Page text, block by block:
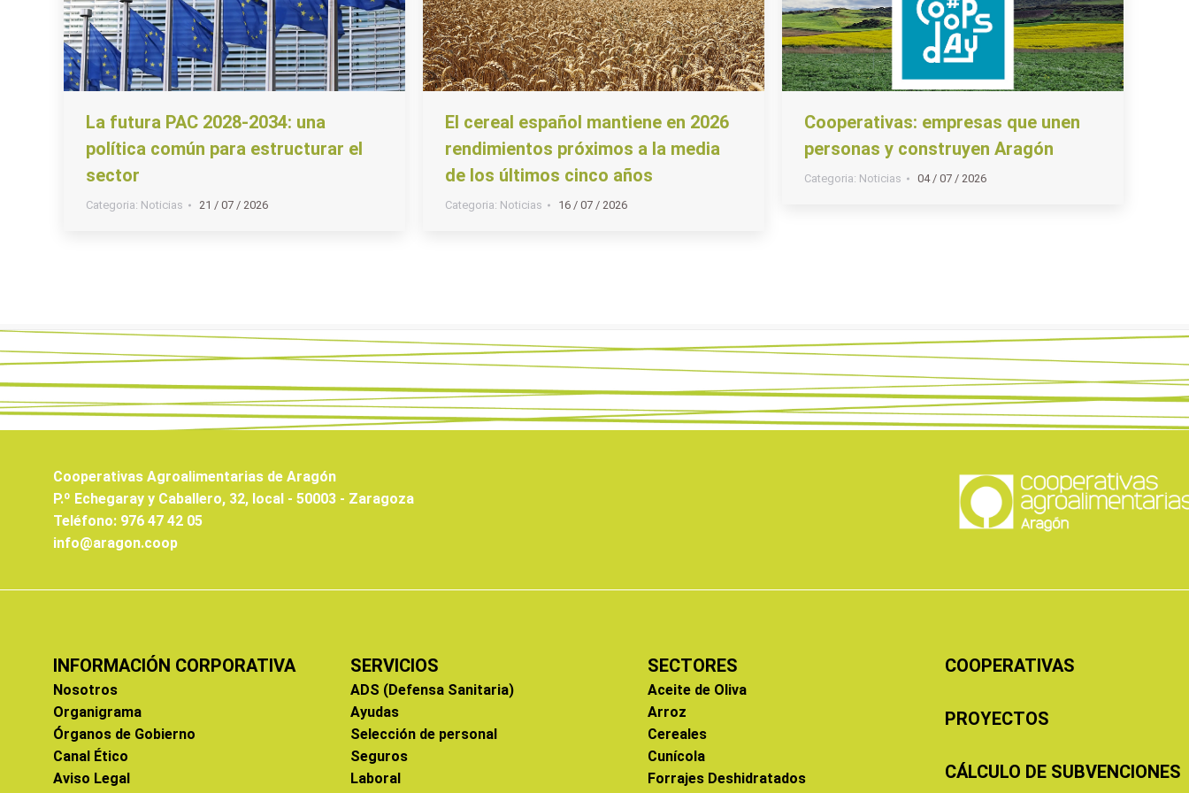
La futura PAC 2028-2034: una
política común para estructurar el
sector
Categoria: Noticias 21 / 07 / 2026
El cereal español mantiene en 2026
rendimientos próximos a la media
de los últimos cinco años
Categoria: Noticias 16 / 07 / 2026
Cooperativas: empresas que unen
personas y construyen Aragón
Categoria: Noticias 04 / 07 / 2026
Cooperativas Agroalimentarias de Aragón
P.º Echegaray y Caballero, 32, local - 50003 - Zaragoza
Teléfono: 976 47 42 05
info@aragon.coop
INFORMACIÓN CORPORATIVA
Nosotros
Organigrama
Órganos de Gobierno
Canal Ético
Aviso Legal
SERVICIOS
ADS (Defensa Sanitaria)
Ayudas
Selección de personal
Seguros
Laboral
SECTORES
Aceite de Oliva
Arroz
Cereales
Cunícola
Forrajes Deshidratados
COOPERATIVAS
PROYECTOS
CÁLCULO DE SUBVENCIONES